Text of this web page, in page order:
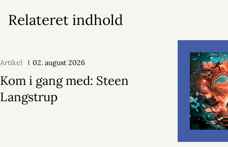
Relateret indhold
Artikel 02. august 2026
Kom i gang med: Steen
Langstrup